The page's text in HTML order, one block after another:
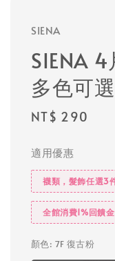
SIENA
SIENA
多色可選
Regular
NT$ 290
適用優惠
襪類，髮飾任選3
全館消費1%回饋金
顏色: 7F 復古粉